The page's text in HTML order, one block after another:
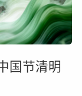
国节清明